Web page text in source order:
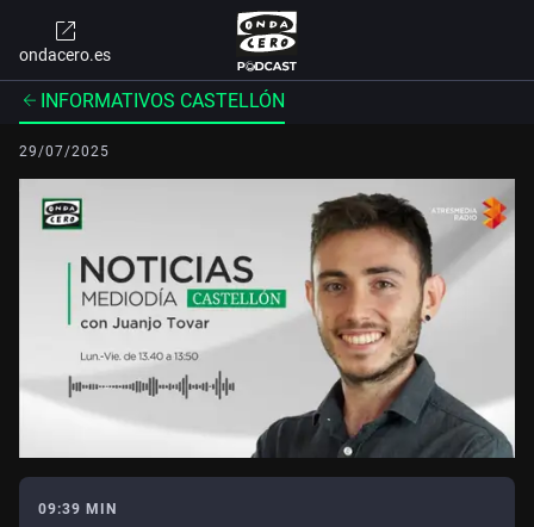
ondacero.es
INFORMATIVOS CASTELLÓN
29/07/2025
09:39 MIN